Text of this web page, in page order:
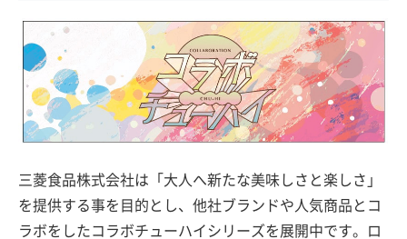
三菱食品株式会社は「大人へ新たな美味しさと楽しさ」
を提供する事を目的とし、他社ブランドや人気商品とコ
ラボをしたコラボチューハイシリーズを展開中です。ロ